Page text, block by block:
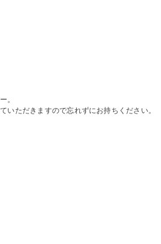
。
いただきますので忘れずにお持ちください。